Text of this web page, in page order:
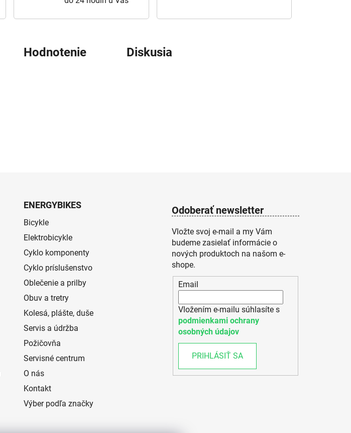
Hodnotenie Diskusia
ENERGYBIKES
Bicykle
Elektrobicykle
Cyklo komponenty
Cyklo príslušenstvo
Oblečenie a prilby
Obuv a tretry
Kolesá, plášte, duše
Servis a údržba
Požičovňa
Servisné centrum
O nás
Kontakt
Výber podľa značky
Odoberať newsletter
Vložte svoj e-mail a my Vám
budeme zasielať informácie o
nových produktoch na našom e-
shope.
Email
Vložením e-mailu súhlasíte s
podmienkami ochrany
osobných údajov
PRIHLÁSIŤ SA